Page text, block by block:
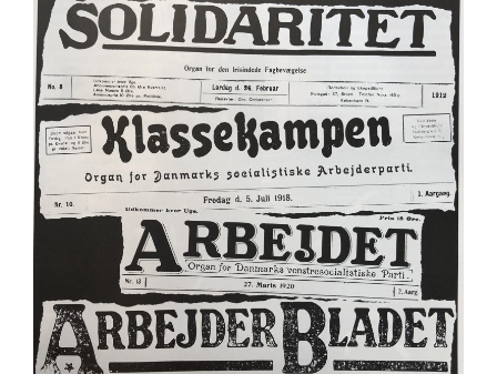
KULTUR
KALENDER
BLOGS
DEBAT
LÆSER
TIL
LÆSER
NAVNE
HISTORIE